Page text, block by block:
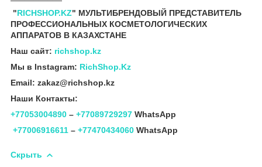
"RICHSHOP.KZ" МУЛЬТИБРЕНДОВЫЙ ПРЕДСТАВИТЕЛЬ
ПРОФЕССИОНАЛЬНЫХ КОСМЕТОЛОГИЧЕСКИХ
АППАРАТОВ В КАЗАХСТАНЕ
Наш сайт: richshop.kz
Мы в Instagram: RichShop.Kz
Email: zakaz@richshop.kz
Наши Контакты:
+77053004890 – +77089729297 WhatsApp
+77006916611 – +77470434060 WhatsApp
Скрыть